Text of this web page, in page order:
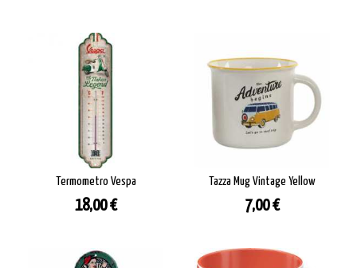
Termometro Vespa
Prezzo
18,00 €
Tazza Mug Vintage Yellow
Prezzo
7,00 €